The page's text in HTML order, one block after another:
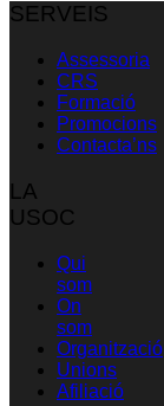
SERVEIS
Assessoria
CRS
Formació
Promocions
Contacta’ns
LA
USOC
Qui
som
On
som
Organització
Unions
Afiliació